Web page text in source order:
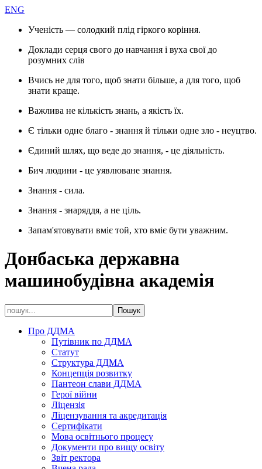
ENG
Ученість — солодкий плід гіркого коріння.
Доклади серця свого до навчання і вуха свої до
розумних слів
Вчись не для того, щоб знати більше, а для того, щоб
знати краще.
Важлива не кількість знань, а якість їх.
Є тільки одне благо - знання й тільки одне зло - неуцтво.
Єдиний шлях, що веде до знання, - це діяльність.
Бич людини - це уявлюване знання.
Знання - сила.
Знання - знаряддя, а не ціль.
Запам'ятовувати вміє той, хто вміє бути уважним.
Донбаська державна
машинобудівна академія
Про ДДМА
Путівник по ДДМА
Статут
Структура ДДМА
Концепція розвитку
Пантеон слави ДДМА
Герої війни
Ліцензія
Ліцензування та акредитація
Сертифікати
Мова освітнього процесу
Документи про вищу освіту
Звіт ректора